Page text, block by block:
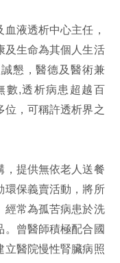
液透析中心主任，
及生命為其個人生活
懇，醫德及醫術兼
數,透析病患超越百
位，可稱許透析界之
，提供無依老人送餐
環保義賣活動，將所
經常為孤苦病患於洗
。曾醫師積極配合國
立醫院慢性腎臟病照